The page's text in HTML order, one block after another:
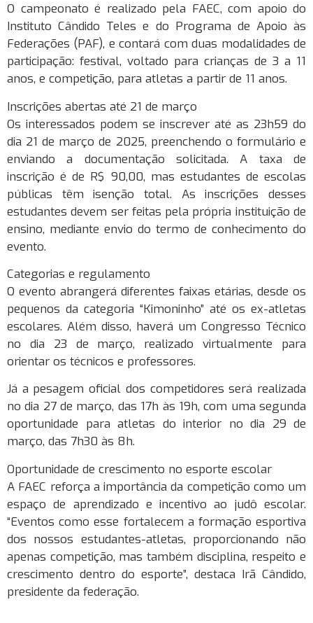
O campeonato é realizado pela FAEC, com apoio do
Instituto Cândido Teles e do Programa de Apoio às
Federações (PAF), e contará com duas modalidades de
participação: festival, voltado para crianças de 3 a 11
anos, e competição, para atletas a partir de 11 anos.
Inscrições abertas até 21 de março
Os interessados podem se inscrever até as 23h59 do
dia 21 de março de 2025, preenchendo o formulário e
enviando a documentação solicitada. A taxa de
inscrição é de R$ 90,00, mas estudantes de escolas
públicas têm isenção total. As inscrições desses
estudantes devem ser feitas pela própria instituição de
ensino, mediante envio do termo de conhecimento do
evento.
Categorias e regulamento
O evento abrangerá diferentes faixas etárias, desde os
pequenos da categoria “Kimoninho” até os ex-atletas
escolares. Além disso, haverá um Congresso Técnico
no dia 23 de março, realizado virtualmente para
orientar os técnicos e professores.
Já a pesagem oficial dos competidores será realizada
no dia 27 de março, das 17h às 19h, com uma segunda
oportunidade para atletas do interior no dia 29 de
março, das 7h30 às 8h.
Oportunidade de crescimento no esporte escolar
A FAEC reforça a importância da competição como um
espaço de aprendizado e incentivo ao judô escolar.
“Eventos como esse fortalecem a formação esportiva
dos nossos estudantes-atletas, proporcionando não
apenas competição, mas também disciplina, respeito e
crescimento dentro do esporte”, destaca Irã Cândido,
presidente da federação.